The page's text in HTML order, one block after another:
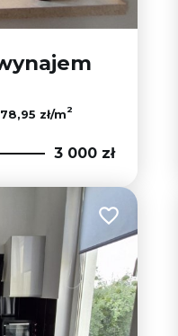
78,95 zł/m2
3 000 zł
Dodaj do